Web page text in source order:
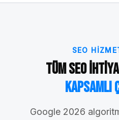
SEO
Tüm SEO
Kapsamlı
Google 2026